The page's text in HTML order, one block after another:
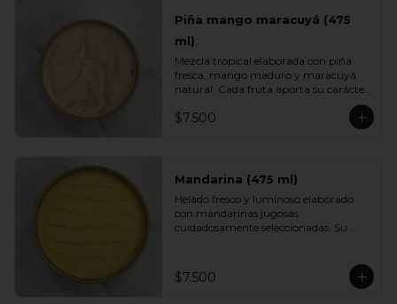
Piña mango maracuyá (475
ml)
Mezcla tropical elaborada con piña
fresca, mango maduro y maracuyá
natural. Cada fruta aporta su carácter:
dulzor, jugosidad y acidez vibrante. Un
helado ligero, muy refrescante y lleno
$7.500
Mandarina (475 ml)
Helado fresco y luminoso elaborado
con mandarinas jugosas
cuidadosamente seleccionadas. Su
vibrante ideal para quienes buscan
opciones frutales y livianas.
$7.500